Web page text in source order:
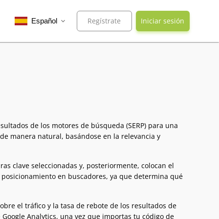
Español expand_more Regístrate Iniciar sesión
de los motores de búsqueda (SERP) para una
manera natural, basándose en la relevancia y
clave seleccionadas y, posteriormente, colocan el
en buscadores, ya que determina qué
el tráfico y la tasa de rebote de los resultados de
Analytics, una vez que importas tu código de